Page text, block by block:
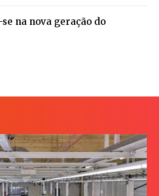
na nova geração do